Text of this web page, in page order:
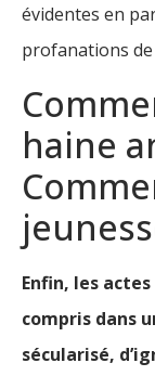
évidentes en
profanations
haine
Enfin, les
compris dans
sécularisé,